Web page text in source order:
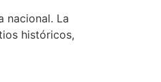
nacional. La
históricos,